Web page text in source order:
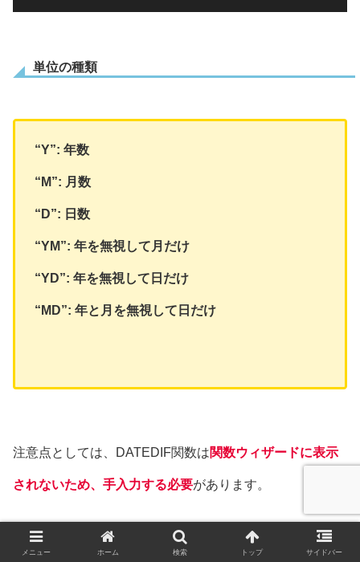
単位の種類
“Y”: 年数
“M”: 月数
“D”: 日数
“YM”: 年を無視して月だけ
“YD”: 年を無視して日だけ
“MD”: 年と月を無視して日だけ
注意点としては、DATEDIF関数は関数ウィザードに表示
されないため、手入力する必要があります。
メニュー ホーム 検索 トップ サイドバー